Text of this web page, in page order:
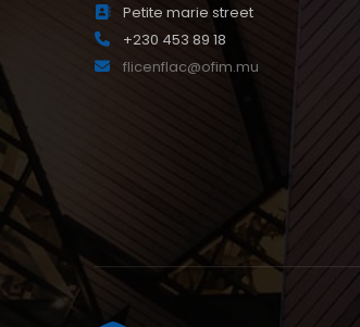
Petite marie street
+230 453 89 18
flicenflac@ofim.mu